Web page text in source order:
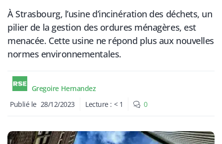
À Strasbourg, l’usine d’incinération des déchets, un
pilier de la gestion des ordures ménagères, est
menacée. Cette usine ne répond plus aux nouvelles
normes environnementales.
Gregoire Hernandez
Publié le 28/12/2023 Lecture : < 1 0